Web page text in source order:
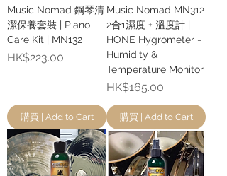
Music Nomad 鋼琴清
潔保養套裝 | Piano
Care Kit | MN132
價格
HK$223.00
購買 | Add to Cart
Music Nomad MN312
2合1濕度 + 溫度計 |
HONE Hygrometer -
Humidity &
Temperature Monitor
價格
HK$165.00
購買 | Add to Cart